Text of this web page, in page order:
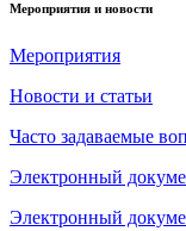
Мероприятия и новости
Мероприятия
Новости и статьи
Часто задаваемые
Электронный
Электронный